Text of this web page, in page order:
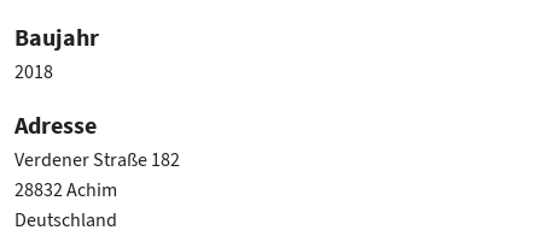
Baujahr
2018
Adresse
Verdener Straße 182
28832 Achim
Deutschland